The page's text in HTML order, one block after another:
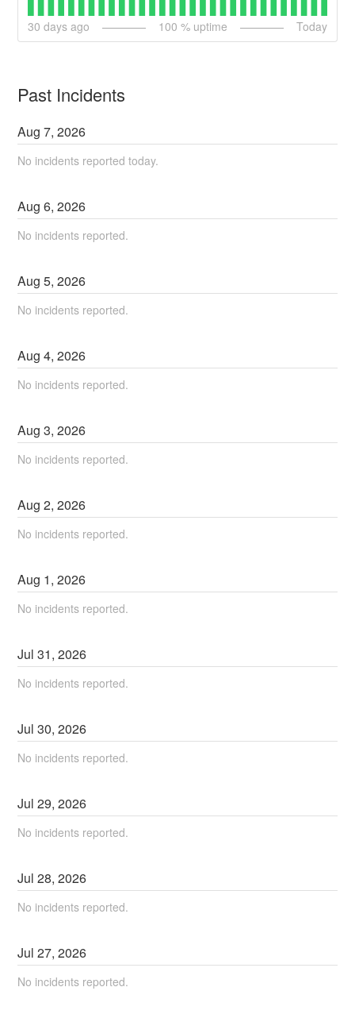
30 days ago 100 % uptime Today
Past Incidents
Aug7,2026
No incidents reported today.
Aug6,2026
No incidents reported.
Aug5,2026
No incidents reported.
Aug4,2026
No incidents reported.
Aug3,2026
No incidents reported.
Aug2,2026
No incidents reported.
Aug 1,2026
No incidents reported.
Jul31,2026
No incidents reported.
Jul30,2026
No incidents reported.
Jul29,2026
No incidents reported.
Jul28,2026
No incidents reported.
Jul27,2026
No incidents reported.